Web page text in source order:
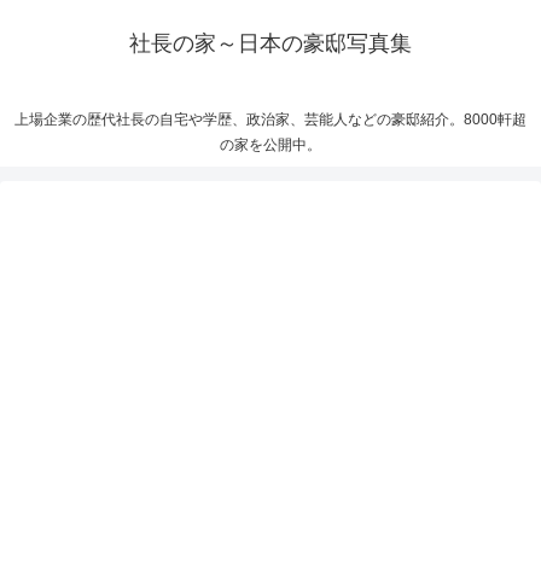
社長の家～日本の豪邸写真集
上場企業の歴代社長の自宅や学歴、政治家、芸能人などの豪邸紹介。8000軒超
の家を公開中。